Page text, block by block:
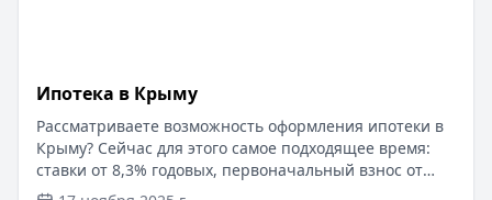
Ипотека в Крыму
Рассматриваете возможность оформления ипотеки в
Крыму? Сейчас для этого самое подходящее время:
ставки от 8,3% годовых, первоначальный взнос от
15%, срок рассмотрения заявки — от 1 дня. Доступны